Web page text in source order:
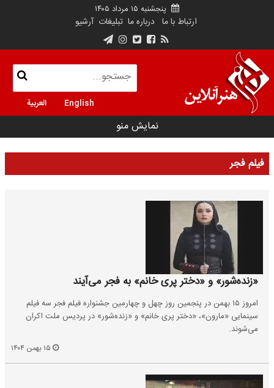
پنجشنبه ۱۵ مرداد ۱۴۰۵
ارتباط با ما درباره ما تبلیغات آرشیو
English العربية
نمایش منو
فیلم فجر
«زنده‌شور» و «دختر پری خانم» به فجر می‌آیند
امروز ۱۵ بهمن در پنجمین روز چهل و چهارمین جشنواره فیلم فجر سه فیلم
سینمایی «مارون»، «دختر پری خانم» و «زنده‌شور» در پردیس ملت اکران
می‌شوند.